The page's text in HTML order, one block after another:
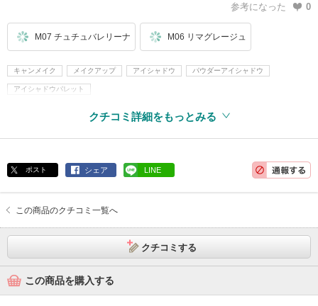
参考になった 0
M07 チュチュバレリーナ M06 リマグレージュ
キャンメイク メイクアップ アイシャドウ パウダーアイシャドウ
アイシャドウパレット
クチコミ詳細をもっとみる
ポスト シェア LINE
この商品のクチコミ一覧へ
クチコミする
この商品を購入する